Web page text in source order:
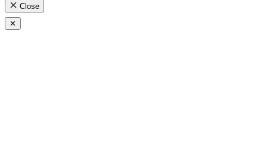
Close
✕